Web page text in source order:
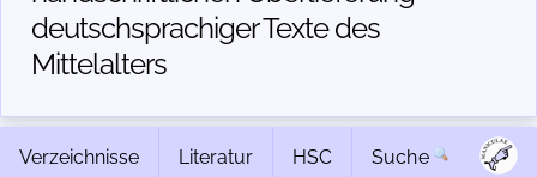
deutschsprachiger Texte des
Mittelalters
Verzeichnisse Literatur HSC Suche